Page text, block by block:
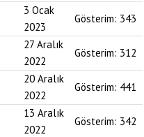
3 Ocak
2023
Gösterim: 343
27 Aralık
2022
Gösterim: 312
20 Aralık
2022
Gösterim: 441
13 Aralık
2022
Gösterim: 342